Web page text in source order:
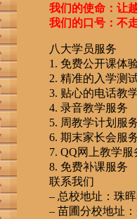
我们的使命：让越
我们的口号：不走
八大学员服务
1. 免费公开课体
2. 精准的入学测
3. 贴心的电话教
4. 录音教学服务
5. 周教学计划服
6. 期末家长会服
7. QQ网上教学服
8. 免费补课服务
联系我们
– 总校地址：珠晖
– 苗圃分校地址：